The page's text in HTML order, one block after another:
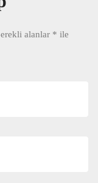
alanlar * ile